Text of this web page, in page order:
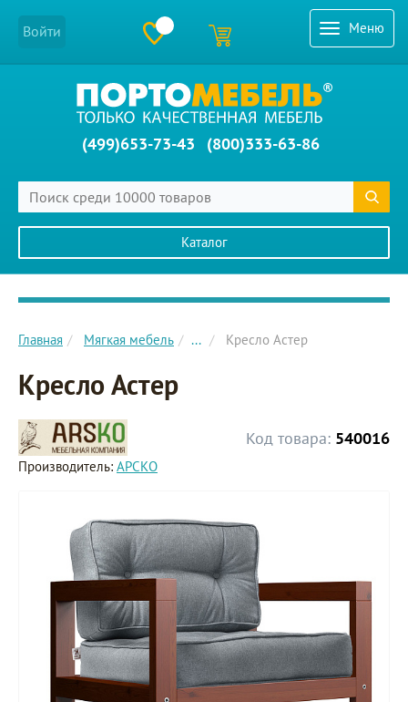
Меню
Войти
(499)653-73-43 (800)333-63-86
Каталог
Главное меню сайта
Главная Мягкая мебель ... Кресло Астер
Кресло Астер
Код товара: 540016
Производитель: АРСКО